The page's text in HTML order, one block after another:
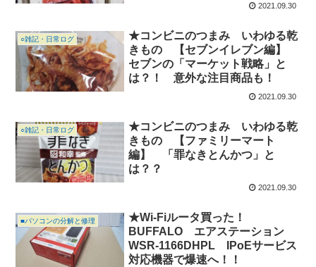
2021.09.30
○雑記・日常ログ
★コンビニのつまみ いわゆる乾
きもの 【セブンイレブン編】
セブンの「マーケット戦略」と
は？！ 意外な注目商品も！
2021.09.30
○雑記・日常ログ
★コンビニのつまみ いわゆる乾
きもの 【ファミリーマート
編】 「罪なきとんかつ」と
は？？
2021.09.30
■パソコンの分解と修理
★Wi-Fiルータ買った！
BUFFALO エアステーション
WSR-1166DHPL IPoEサービス
対応機器で爆速へ！！